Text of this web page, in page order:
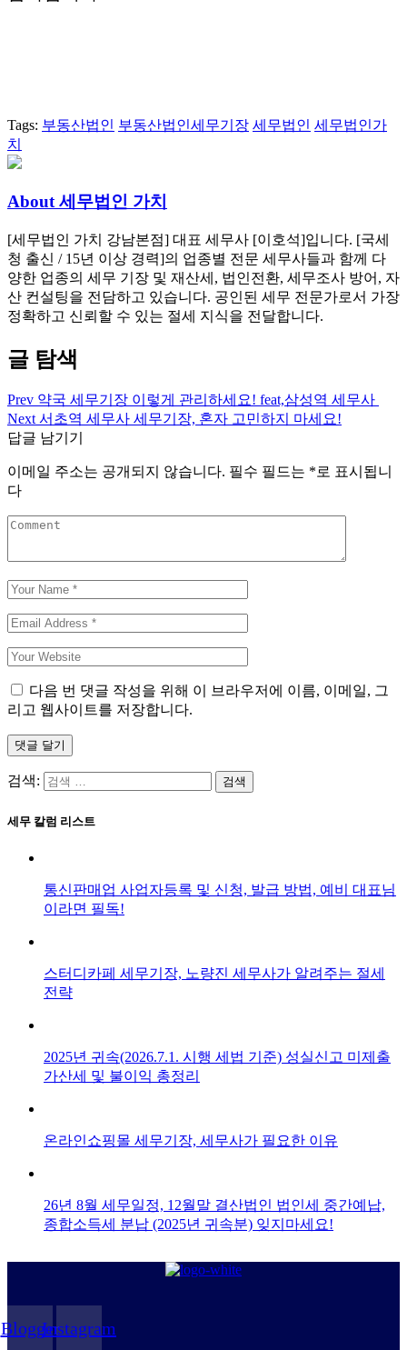
Tags: 부동산법인 부동산법인세무기장 세무법인 세무법인가
치
About 세무법인 가치
[세무법인 가치 강남본점] 대표 세무사 [이호석]입니다. [국세
청 출신 / 15년 이상 경력]의 업종별 전문 세무사들과 함께 다
양한 업종의 세무 기장 및 재산세, 법인전환, 세무조사 방어, 자
산 컨설팅을 전담하고 있습니다. 공인된 세무 전문가로서 가장
정확하고 신뢰할 수 있는 절세 지식을 전달합니다.
글 탐색
Prev 약국 세무기장 이렇게 관리하세요! feat,삼성역 세무사
Next서초역 세무사 세무기장, 혼자 고민하지 마세요!
답글 남기기
이메일 주소는 공개되지 않습니다. 필수 필드는 *로 표시됩니
다
다음 번 댓글 작성을 위해 이 브라우저에 이름, 이메일, 그
리고 웹사이트를 저장합니다.
댓글 달기
검색:
세무 칼럼 리스트
통신판매업 사업자등록 및 신청, 발급 방법, 예비 대표님
이라면 필독!
스터디카페 세무기장, 노량진 세무사가 알려주는 절세
전략
2025년 귀속(2026.7.1. 시행 세법 기준) 성실신고 미제출
가산세 및 불이익 총정리
온라인쇼핑몰 세무기장, 세무사가 필요한 이유
26년 8월 세무일정, 12월말 결산법인 법인세 중간예납,
종합소득세 분납 (2025년 귀속분) 잊지마세요!
BloggerInstagram